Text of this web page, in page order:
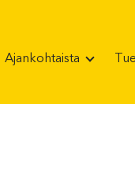
Ajankohtaista